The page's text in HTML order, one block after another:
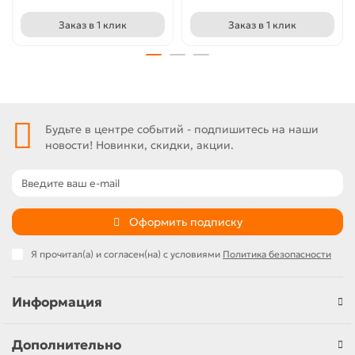
Заказ в 1 клик Заказ в 1 клик
Будьте в центре событий - подпишитесь на наши
новости! Новинки, скидки, акции.
Оформить подписку
Я прочитал(а) и согласен(на) с условиями Политика безопасности
Информация
Дополнительно